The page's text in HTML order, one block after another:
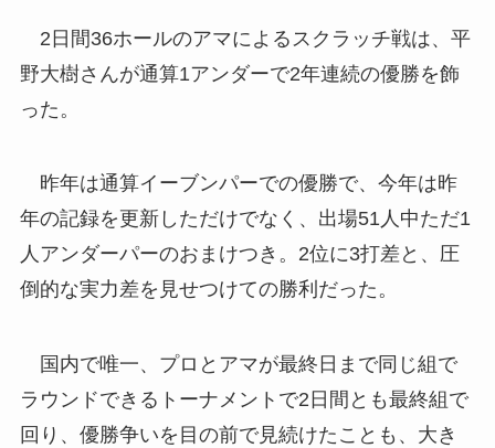
2日間36ホールのアマによるスクラッチ戦は、平
野大樹さんが通算1アンダーで2年連続の優勝を飾
った。
昨年は通算イーブンパーでの優勝で、今年は昨
年の記録を更新しただけでなく、出場51人中ただ1
人アンダーパーのおまけつき。2位に3打差と、圧
倒的な実力差を見せつけての勝利だった。
国内で唯一、プロとアマが最終日まで同じ組で
ラウンドできるトーナメントで2日間とも最終組で
回り、優勝争いを目の前で見続けたことも、大き